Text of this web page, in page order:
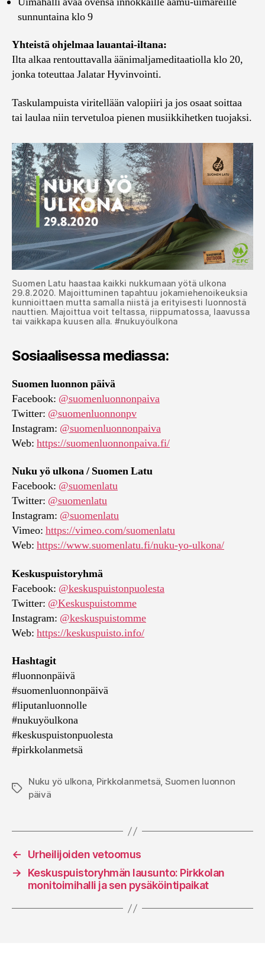
sunnuntaina klo 9
Yhteistä ohjelmaa lauantai-iltana:
Ilta alkaa rentouttavalla äänimaljameditaatiolla klo 20,
jonka toteuttaa Jalatar Hyvinvointi.
Taskulampuista viritellään valopiiri ja jos osaat soittaa
tai laulaa niin tervetuloa pienen musiikkihetken tuojaksi.
Suomen Latu haastaa kaikki nukkumaan yötä ulkona
29.8.2020. Majoittuminen tapahtuu jokamiehenoikeuksia
kunnioittaen mutta samalla niistä ja erityisesti luonnostä
nauttien. Majoittua voit teltassa, riippumatossa, laavussa
tai vaikkapa kuusen alla. #nukuyöulkona
Sosiaalisessa mediassa:
Suomen luonnon päivä
Facebook: @suomenluonnonpaiva
Twitter: @suomenluonnonpv
Instagram: @suomenluonnonpaiva
Web: https://suomenluonnonpaiva.fi/
Nuku yö ulkona / Suomen Latu
Facebook: @suomenlatu
Twitter: @suomenlatu
Instagram: @suomenlatu
Vimeo: https://vimeo.com/suomenlatu
Web: https://www.suomenlatu.fi/nuku-yo-ulkona/
Keskuspuistoryhmä
Facebook: @keskuspuistonpuolesta
Twitter: @Keskuspuistomme
Instagram: @keskuspuistomme
Web: https://keskuspuisto.info/
Hashtagit
#luonnonpäivä
#suomenluonnonpäivä
#liputanluonnolle
#nukuyöulkona
#keskuspuistonpuolesta
#pirkkolanmetsä
Avainsanat
Nuku yö ulkona, Pirkkolanmetsä, Suomen luonnon
päivä
←
Urheilijoiden vetoomus
→
Keskuspuistoryhmän lausunto: Pirkkolan
monitoimihalli ja sen pysäköintipaikat